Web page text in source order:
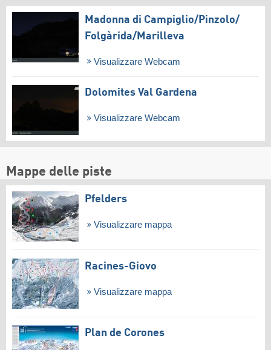
Madonna di Campiglio/​Pinzolo/​
Folgàrida/​Marilleva
Visualizzare Webcam
Dolomites Val Gardena
Visualizzare Webcam
Mappe delle piste
Pfelders
Visualizzare mappa
Racines-Giovo
Visualizzare mappa
Plan de Corones